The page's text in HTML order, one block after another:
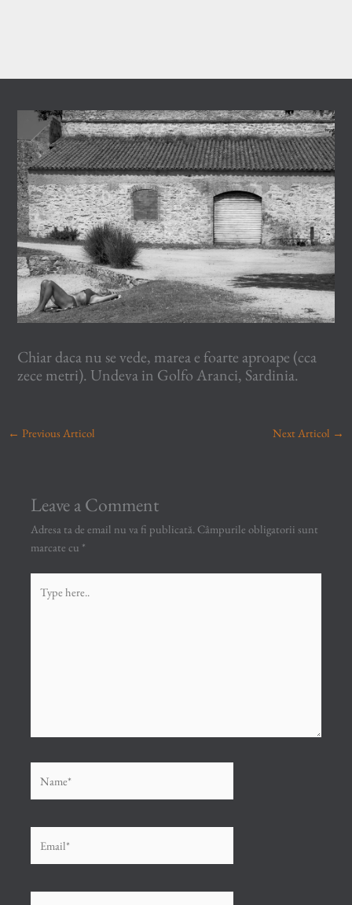
Chiar daca nu se vede, marea e foarte aproape (cca
zece metri). Undeva in Golfo Aranci, Sardinia.
← Previous Articol Next Articol →
Leave a Comment
Adresa ta de email nu va fi publicată. Câmpurile obligatorii sunt
marcate cu *
here..